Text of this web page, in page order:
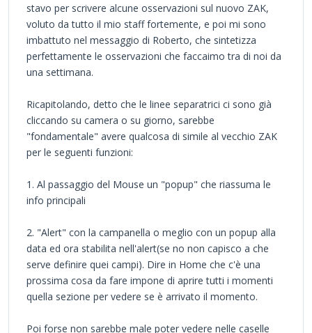
stavo per scrivere alcune osservazioni sul nuovo ZAK,
voluto da tutto il mio staff fortemente, e poi mi sono
imbattuto nel messaggio di Roberto, che sintetizza
perfettamente le osservazioni che faccaimo tra di noi da
una settimana.
Ricapitolando, detto che le linee separatrici ci sono già
cliccando su camera o su giorno, sarebbe
"fondamentale" avere qualcosa di simile al vecchio ZAK
per le seguenti funzioni:
1. Al passaggio del Mouse un "popup" che riassuma le
info principali
2. "Alert" con la campanella o meglio con un popup alla
data ed ora stabilita nell'alert(se no non capisco a che
serve definire quei campi). Dire in Home che c'è una
prossima cosa da fare impone di aprire tutti i momenti
quella sezione per vedere se è arrivato il momento.
Poi forse non sarebbe male poter vedere nelle caselle